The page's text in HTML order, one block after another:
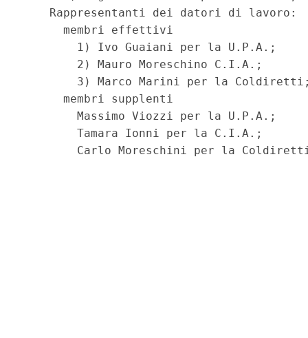
    Rappresentanti dei datori di lavoro:
      membri effettivi
        1) Ivo Guaiani per la U.P.A.;
        2) Mauro Moreschino C.I.A.;
3) Marco Marini per la
      membri supplenti
        Massimo Viozzi per la U.P.A.;
        Tamara Ionni per la C.I.A.;